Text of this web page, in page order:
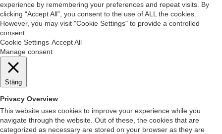
experience by remembering your preferences and repeat visits. By
clicking “Accept All”, you consent to the use of ALL the cookies.
However, you may visit "Cookie Settings" to provide a controlled
consent.
Cookie Settings Accept All
Manage consent
Stäng
Privacy Overview
This website uses cookies to improve your experience while you
navigate through the website. Out of these, the cookies that are
categorized as necessary are stored on your browser as they are